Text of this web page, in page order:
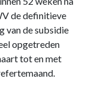
de definitieve
van de subsidie
opgetreden
tot en met